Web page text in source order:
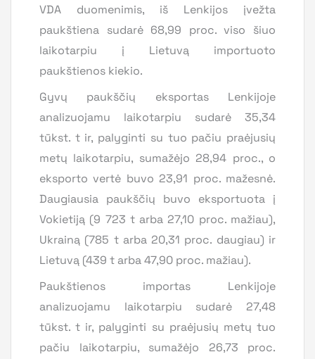
VDA duomenimis, iš Lenkijos įvežta
paukštiena sudarė 68,99 proc. viso šiuo
laikotarpiu į Lietuvą importuoto
paukštienos kiekio.
Gyvų paukščių eksportas Lenkijoje
analizuojamu laikotarpiu sudarė 35,34
tūkst. t ir, palyginti su tuo pačiu praėjusių
metų laikotarpiu, sumažėjo 28,94 proc., o
eksporto vertė buvo 23,91 proc. mažesnė.
Daugiausia paukščių buvo eksportuota į
Vokietiją (9 723 t arba 27,10 proc. mažiau),
Ukrainą (785 t arba 20,31 proc. daugiau) ir
Lietuvą (439 t arba 47,90 proc. mažiau).
Paukštienos importas Lenkijoje
analizuojamu laikotarpiu sudarė 27,48
tūkst. t ir, palyginti su praėjusių metų tuo
pačiu laikotarpiu, sumažėjo 26,73 proc.